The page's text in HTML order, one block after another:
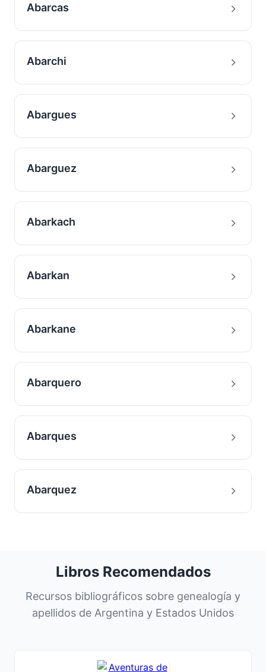
Abarcas
Abarchi
Abargues
Abarguez
Abarkach
Abarkan
Abarkane
Abarquero
Abarques
Abarquez
Libros Recomendados
Recursos bibliográficos sobre genealogía y
apellidos de Argentina y Estados Unidos